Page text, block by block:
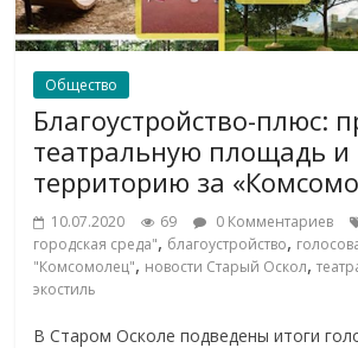
Общество
Благоустройство-плюс:
театральную площадь и
территорию за
10.07.2020 69 0 Комментариев
городская среда", благоустройство,
"Комсомолец", новости Старый Оскол,
экостиль
В Старом Осколе подведены итоги